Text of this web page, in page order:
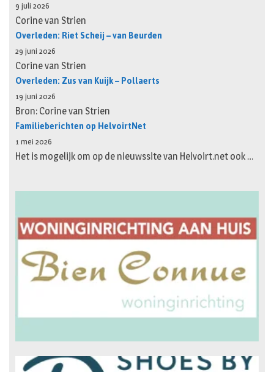
9 juli 2026
Corine van Strien
Overleden: Riet Scheij – van Beurden
29 juni 2026
Corine van Strien
Overleden: Zus van Kuijk – Pollaerts
19 juni 2026
Bron: Corine van Strien
Familieberichten op HelvoirtNet
1 mei 2026
Het is mogelijk om op de nieuwssite van Helvoirt.net ook …